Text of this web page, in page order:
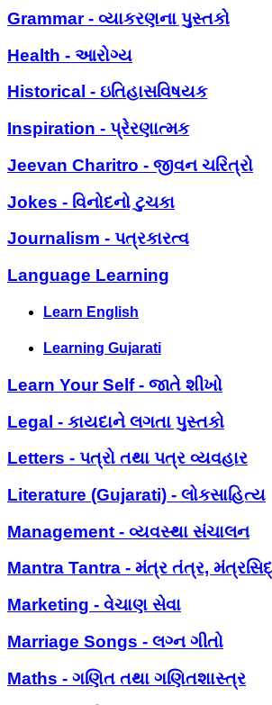
Grammar - વ્યાકરણના પુસ્તકો
Health - આરોગ્ય
Historical - ઇતિહાસવિષયક
Inspiration - પ્રેરણાત્મક
Jeevan Charitro - જીવન ચરિત્રો
Jokes - વિનોદનો ટુચકા
Journalism - પત્રકારત્વ
Language Learning
Learn English
Learning Gujarati
Learn Your Self - જાતે શીખો
Legal - કાયદાને લગતા પુસ્તકો
Letters - પત્રો તથા પત્ર વ્યવહાર
Literature (Gujarati) - લોકસાહિત્ય
Management - વ્યવસ્થા સંચાલન
Mantra Tantra - મંત્ર તંત્ર,
Marketing - વેચાણ સેવા
Marriage Songs - લગ્ન ગીતો
Maths - ગણિત તથા ગણિતશાસ્ત્ર